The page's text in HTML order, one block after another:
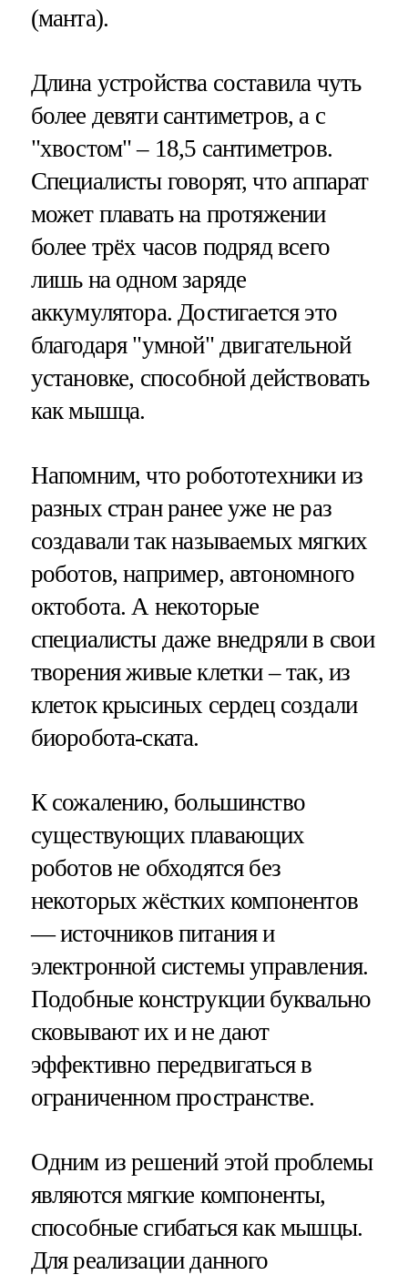
(манта).
Длина устройства составила чуть
более девяти сантиметров, а с
"хвостом" – 18,5 сантиметров.
Специалисты говорят, что аппарат
может плавать на протяжении
более трёх часов подряд всего
лишь на одном заряде
аккумулятора. Достигается это
благодаря "умной" двигательной
установке, способной действовать
как мышца.
Напомним, что робототехники из
разных стран ранее уже не раз
создавали так называемых мягких
роботов, например, автономного
октобота. А некоторые
специалисты даже внедряли в свои
творения живые клетки – так, из
клеток крысиных сердец создали
биоробота-ската.
К сожалению, большинство
существующих плавающих
роботов не обходятся без
некоторых жёстких компонентов
— источников питания и
электронной системы управления.
Подобные конструкции буквально
сковывают их и не дают
эффективно передвигаться в
ограниченном пространстве.
Одним из решений этой проблемы
являются мягкие компоненты,
способные сгибаться как мышцы.
Для реализации данного